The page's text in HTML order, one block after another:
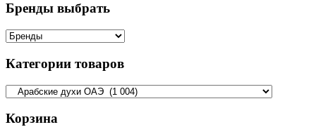
Бренды выбрать
Категории товаров
Корзина